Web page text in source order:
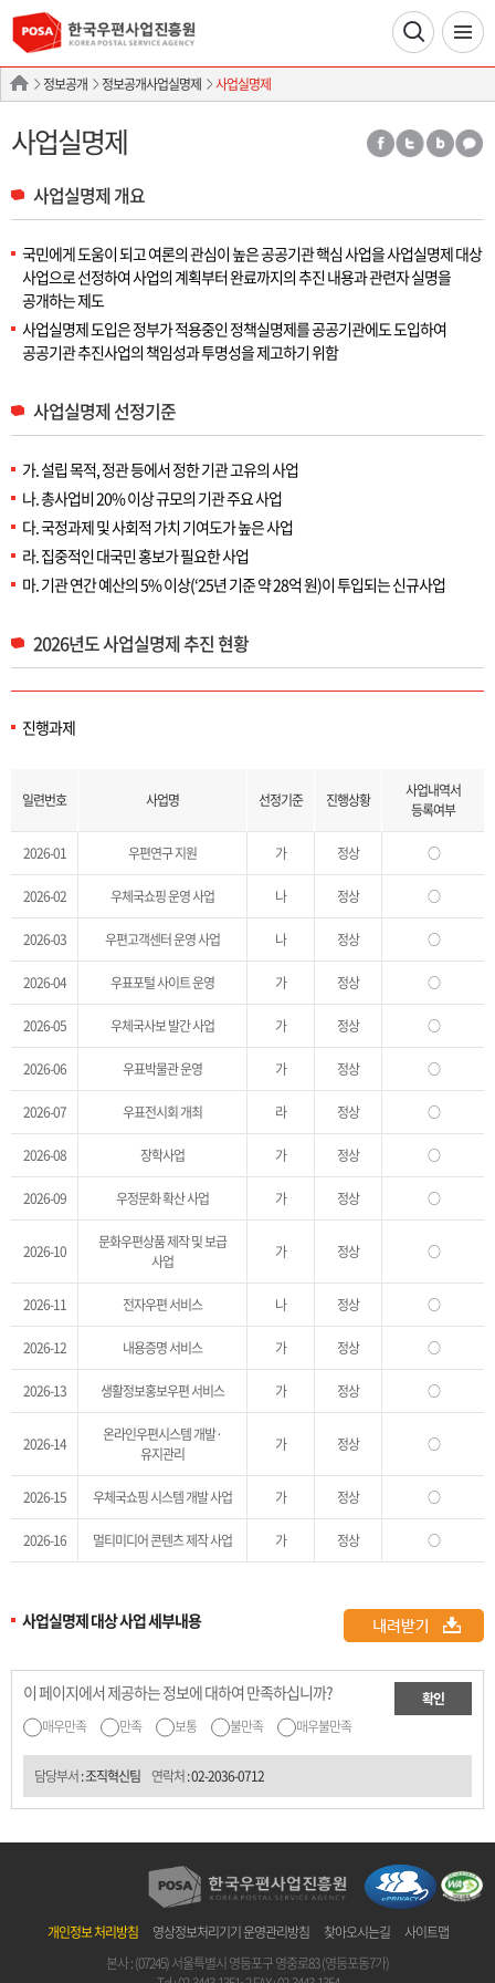
정보공개 정보공개사업실명제 사업실명제
사업실명제
사업실명제 개요
국민에게 도움이 되고 여론의 관심이 높은 공공기관 핵심 사업을 사업실명제 대상
사업으로 선정하여 사업의 계획부터 완료까지의 추진 내용과 관련자 실명을
공개하는 제도
사업실명제 도입은 정부가 적용중인 정책실명제를 공공기관에도 도입하여
공공기관 추진사업의 책임성과 투명성을 제고하기 위함
사업실명제 선정기준
가. 설립 목적, 정관 등에서 정한 기관 고유의 사업
나. 총사업비 20% 이상 규모의 기관 주요 사업
다. 국정과제 및 사회적 가치 기여도가 높은 사업
라. 집중적인 대국민 홍보가 필요한 사업
마. 기관 연간 예산의 5% 이상(‘25년 기준 약 28억 원)이 투입되는 신규사업
2026년도 사업실명제 추진 현황
진행과제
일련번호 사업명 선정기준 진행상황
사업내역서
등록여부
2026-01 우편연구 지원 가 정상 ○
2026-02 우체국쇼핑 운영 사업 나 정상 ○
2026-03 우편고객센터 운영 사업 나 정상 ○
2026-04 우표포털 사이트 운영 가 정상 ○
2026-05 우체국사보 발간 사업 가 정상 ○
2026-06 우표박물관 운영 가 정상 ○
2026-07 우표전시회 개최 라 정상 ○
2026-08 장학사업 가 정상 ○
2026-09 우정문화 확산 사업 가 정상 ○
2026-10
문화우편상품 제작 및 보급
사업
가 정상 ○
2026-11 전자우편 서비스 나 정상 ○
2026-12 내용증명 서비스 가 정상 ○
2026-13 생활정보홍보우편 서비스 가 정상 ○
2026-14
온라인우편시스템 개발·
유지관리
가 정상 ○
2026-15 우체국쇼핑 시스템 개발 사업 가 정상 ○
2026-16 멀티미디어 콘텐츠 제작 사업 가 정상 ○
사업실명제 대상 사업 세부내용
이 페이지에서 제공하는 정보에 대하여 만족하십니까?
매우만족 만족 보통 불만족 매우불만족
확인
담당부서: 조직혁신팀 연락처:02-2036-0712
개인정보 처리방침 영상정보처리기기 운영관리방침 찾아오시는길
사이트맵
본사 : (07245) 서울특별시 영등포구 영중로83 (영등포동7가)